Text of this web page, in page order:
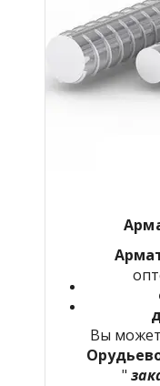
Вы
"